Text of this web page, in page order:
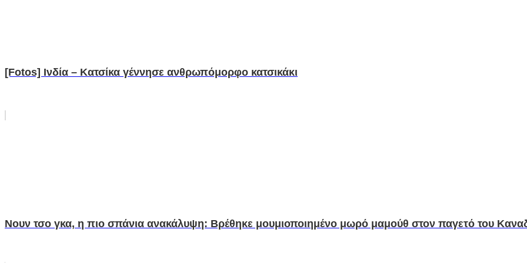
[Fotos] Ινδία – Κατσίκα γέννησε ανθρωπόμορφο κατσικάκι
Νουν τσο γκα, η πιο σπάνια ανακάλυψη: Βρέθηκε μουμιοποιημένο μωρό μαμούθ στον παγετό του